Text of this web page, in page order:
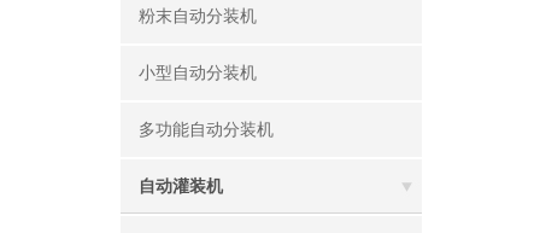
粉末自动分装机
小型自动分装机
多功能自动分装机
自动灌装机